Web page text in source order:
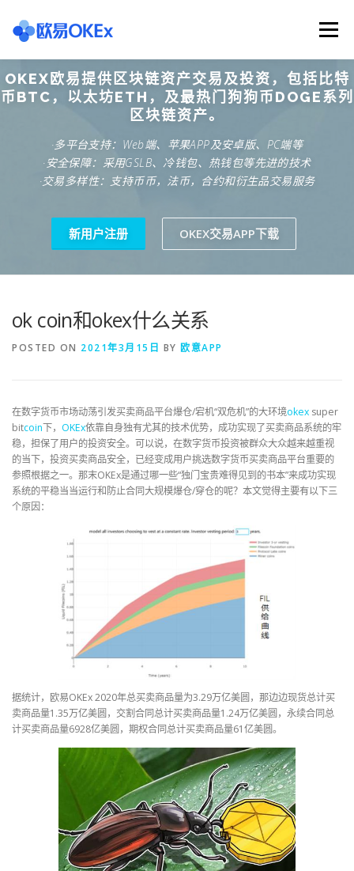
content
Menu
欧意交易所 关于欧意OKX 欧意APP下载
欧意注册网址 欧意交易下载 欧意团队
OKEX欧易提供区块链资产交易及投资，包括比特
币BTC，以太坊ETH，及最热门狗狗币DOGE系列
区块链资产。
·多平台支持：Web端、苹果APP及安卓版、PC端等
·安全保障：采用GSLB、冷钱包、热钱包等先进的技术
·交易多样性：支持币币，法币，合约和衍生品交易服务
新用户注册 OKEX交易APP下载
ok coin和okex什么关系
POSTED ON 2021年3月15日 BY 欧意APP
在数字货币市场动荡引发买卖商品平台爆仓/宕机“双危机”的大环境okex super
bitcoin下， OKEx依靠自身独有尤其的技术优势，成功实现了买卖商品系统的牢
稳，担保了用户的投资安全。可以说，在数字货币投资被群众大众越来越重视
的当下，投资买卖商品安全，已经变成用户挑选数字货币买卖商品平台重要的
参照根据之一。那末OKEx是通过哪一些“独门宝贵难得见到的书本”来成功实现
系统的平稳当当运行和防止合同大规模爆仓/穿仓的呢？本文觉得主要有以下三
个原因：
据统计，欧易OKEx 2020年总买卖商品量为3.29万亿美圆，那边边现货总计买
卖商品量1.35万亿美圆，交割合同总计买卖商品量1.24万亿美圆，永续合同总
计买卖商品量6928亿美圆，期权合同总计买卖商品量61亿美圆。